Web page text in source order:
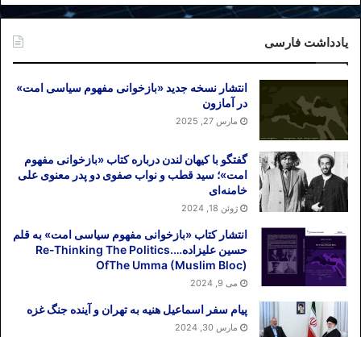
یادداشت فارسی
انتشار نسخه جدید «بازخوانی مفهوم سیاسی امت»
در آمازون
مارس 27, 2025
گفتگو با کیهان لندن درباره کتاب «بازخوانی مفهوم
امت»؛ سید قطب و نواب صفوی دو پدر معنوی علی
خامنه‌ای
ژوئن 18, 2024
انتشار کتاب «بازخوانی مفهوم سیاسی امت» به قلم
حسین علیزاده….Re-Thinking The Politics
OfThe Umma (Muslim Bloc)
می 9, 2024
پیام سفر اسماعیل هنیه به تهران و آینده جنگ غزه
مارس 30, 2024